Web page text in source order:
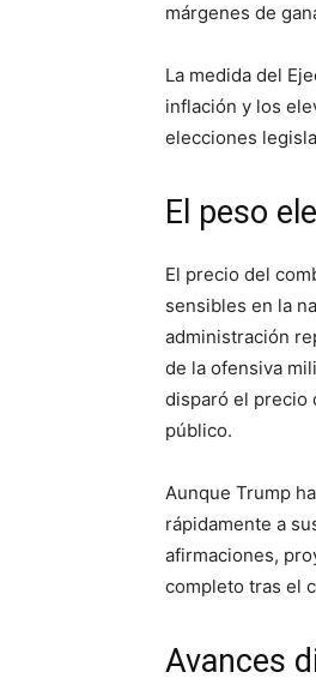
márgenes de
La medida del
inflación y los
elecciones
El peso
El precio del
sensibles en la
administración
de la ofensiva
disparó el precio
público.
Aunque Trump
rápidamente a
afirmaciones,
completo tras el
Avances